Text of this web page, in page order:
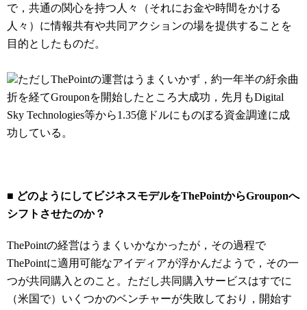
で，共通の関心を持つ人々（それにお金や時間をかける
人々）に情報共有や共同アクションの場を提供することを
目的としたものだ。
ただしThePointの運営はうまくいかず，約一年半の紆余曲
折を経てGrouponを開始したところ大成功，先月もDigital
Sky Technologies等から1.35億ドルにものぼる資金調達に成
功している。
■ どのようにしてビジネスモデルをThePointからGrouponへ
シフトさせたのか？
ThePointの経営はうまくいかなかったが，その過程で
ThePointに適用可能なアイディアが浮かんだようで，その一
つが共同購入とのこと。ただし共同購入サービスはすでに
（米国で）いくつかのベンチャーが失敗しており，開始す